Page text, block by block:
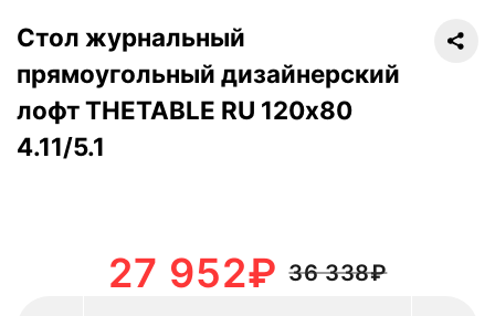
Стол журнальный
прямоугольный дизайнерский
лофт THETABLE RU 120х80
4.11/5.1
36 338₽
27 952₽